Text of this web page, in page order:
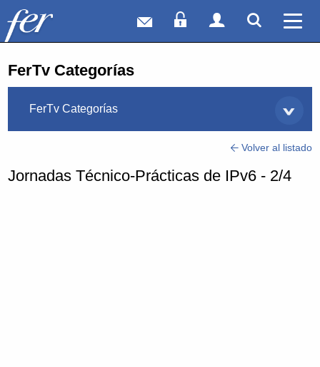
Correo webAcceso Socios
Acceso
FerTv Categorías
FerTv Categorías
Volver al listado
Jornadas Técnico-Prácticas de IPv6 - 2/4